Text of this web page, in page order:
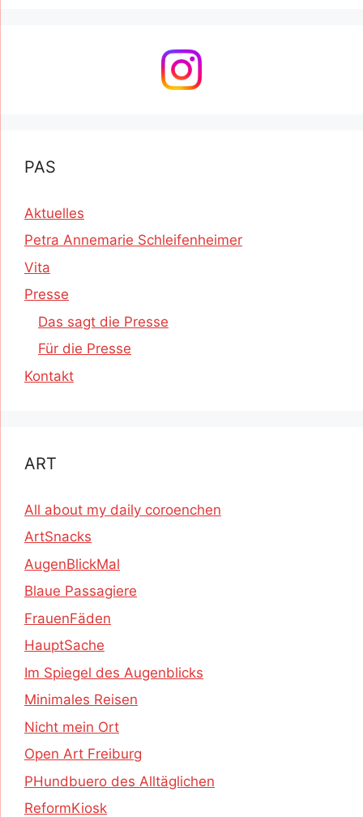
PAS
Aktuelles
Petra Annemarie Schleifenheimer
Vita
Presse
Das sagt die Presse
Für die Presse
Kontakt
ART
All about my daily coroenchen
ArtSnacks
AugenBlickMal
Blaue Passagiere
FrauenFäden
HauptSache
Im Spiegel des Augenblicks
Minimales Reisen
Nicht mein Ort
Open Art Freiburg
PHundbuero des Alltäglichen
ReformKiosk